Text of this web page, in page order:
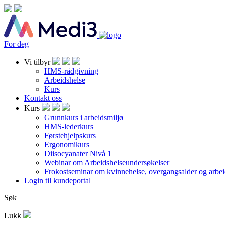
For deg
Vi tilbyr
HMS-rådgivning
Arbeidshelse
Kurs
Kontakt oss
Kurs
Grunnkurs i arbeidsmiljø
HMS-lederkurs
Førstehjelpskurs
Ergonomikurs
Diisocyanater Nivå 1
Webinar om Arbeidshelseundersøkelser
Frokostseminar om kvinnehelse, overgangsalder og
Login til kundeportal
Søk
Lukk